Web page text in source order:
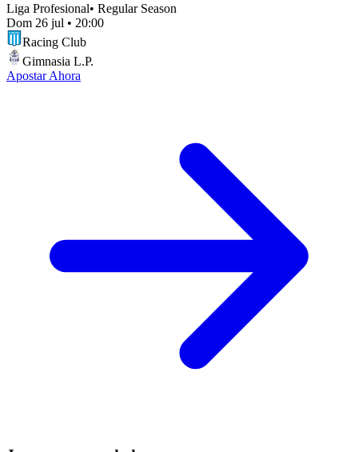
Liga Profesional• Regular Season
Dom 26 jul • 20:00
Racing Club
Gimnasia L.P.
Apostar Ahora